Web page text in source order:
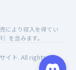
により収入を得てい
を含みます。
イト. All rights